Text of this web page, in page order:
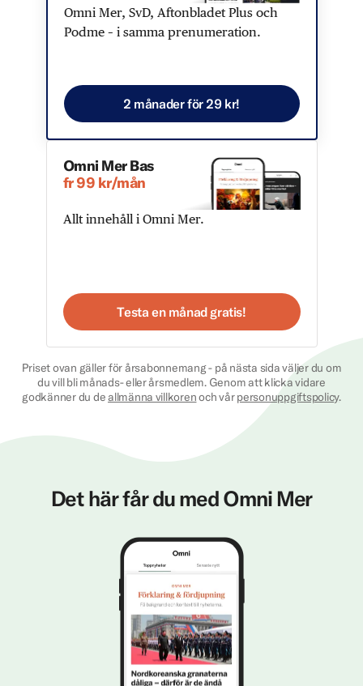
Omni Mer, SvD, Aftonbladet Plus och
Podme – i samma prenumeration.
2 månader för 29 kr!
Omni Mer Bas
fr 99 kr/mån
Allt innehåll i Omni Mer.
Testa en månad gratis!
Priset ovan gäller för årsabonnemang - på nästa sida väljer du om
du vill bli månads- eller årsmedlem. Genom att klicka vidare
godkänner du deallmänna villkorenoch vårpersonuppgiftspolicy.
Det här får du med Omni Mer